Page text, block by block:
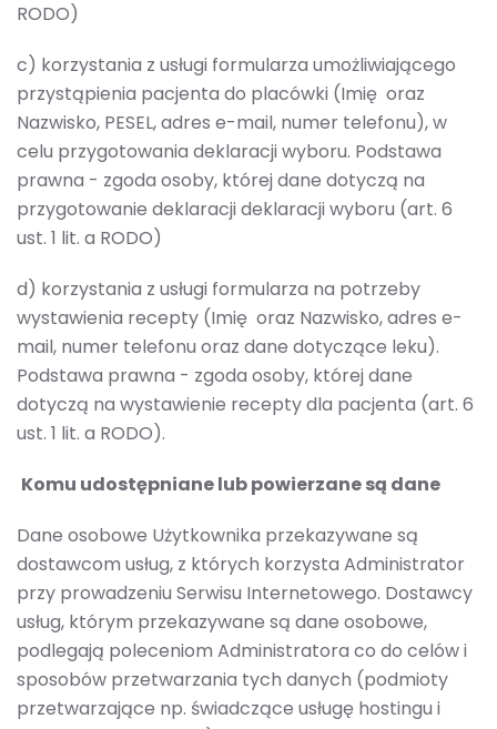
RODO)
c) korzystania z usługi formularza umożliwiającego
przystąpienia pacjenta do placówki (Imię oraz
Nazwisko, PESEL, adres e-mail, numer telefonu), w
celu przygotowania deklaracji wyboru. Podstawa
prawna - zgoda osoby, której dane dotyczą na
przygotowanie deklaracji deklaracji wyboru (art. 6
ust. 1 lit. a RODO)
d) korzystania z usługi formularza na potrzeby
wystawienia recepty (Imię oraz Nazwisko, adres e-
mail, numer telefonu oraz dane dotyczące leku).
Podstawa prawna - zgoda osoby, której dane
dotyczą na wystawienie recepty dla pacjenta (art. 6
ust. 1 lit. a RODO).
Komu udostępniane lub powierzane są dane
Dane osobowe Użytkownika przekazywane są
dostawcom usług, z których korzysta Administrator
przy prowadzeniu Serwisu Internetowego. Dostawcy
usług, którym przekazywane są dane osobowe,
podlegają poleceniom Administratora co do celów i
sposobów przetwarzania tych danych (podmioty
przetwarzające np. świadczące usługę hostingu i